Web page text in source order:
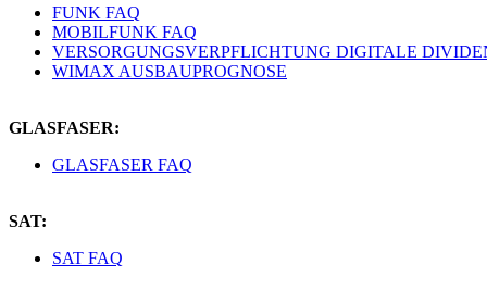
FUNK FAQ
MOBILFUNK FAQ
VERSORGUNGSVERPFLICHTUNG DIGITALE
WIMAX AUSBAUPROGNOSE
GLASFASER:
GLASFASER FAQ
SAT:
SAT FAQ